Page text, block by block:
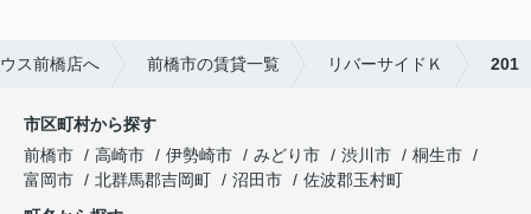
ス前橋店へ 前橋市の賃貸一覧 リバーサイドＫ 201
市区町村から探す
前橋市
高崎市 伊勢崎市 みどり市 渋川市
桐生市
富岡市
北群馬郡吉岡町 沼田市
佐波郡玉村町